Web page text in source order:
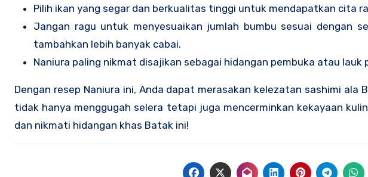
Pilih ikan yang segar dan berkualitas tinggi untuk mendapatkan cita
Jangan ragu untuk menyesuaikan jumlah bumbu sesuai dengan
tambahkan lebih banyak cabai.
Naniura paling nikmat disajikan sebagai hidangan pembuka atau
Dengan resep Naniura ini, Anda dapat merasakan kelezatan sashimi ala
tidak hanya menggugah selera tetapi juga mencerminkan kekayaan
dan nikmati hidangan khas Batak ini!